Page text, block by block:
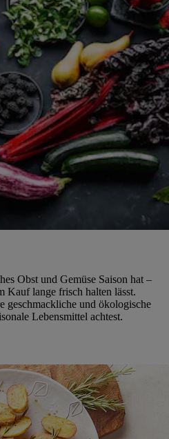
Obst und Gemüse Saison hat –
Kauf lange frisch halten lässt.
geschmackliche und ökologische
Lebensmittel achtest.